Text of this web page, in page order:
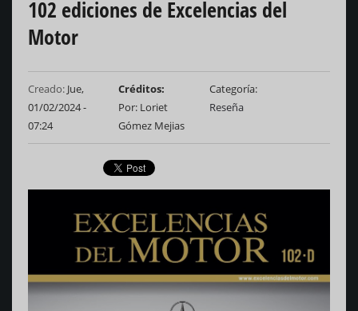
102 ediciones de Excelencias del
Motor
Creado: Jue,
01/02/2024 -
07:24
Créditos
Por: Loriet
Gómez Mejias
Categoría
Reseña